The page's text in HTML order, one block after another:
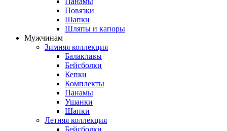
Повязки
Шапки
Шляпы и капоры
Мужчинам
Зимняя коллекция
Балаклавы
Бейсболки
Кепки
Комплекты
Панамы
Ушанки
Шапки
Летняя коллекция
Бейсболки